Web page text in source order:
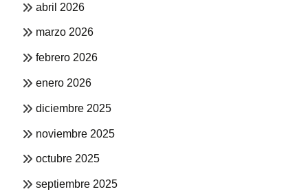
abril 2026
marzo 2026
febrero 2026
enero 2026
diciembre 2025
noviembre 2025
octubre 2025
septiembre 2025